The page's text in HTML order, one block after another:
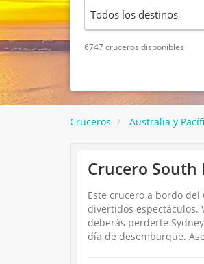
6747 cruceros disponibles
Cruceros Australia y
Crucero South
Este crucero a bordo
divertidos espectáculos.
deberás perderte
día de desembarque.